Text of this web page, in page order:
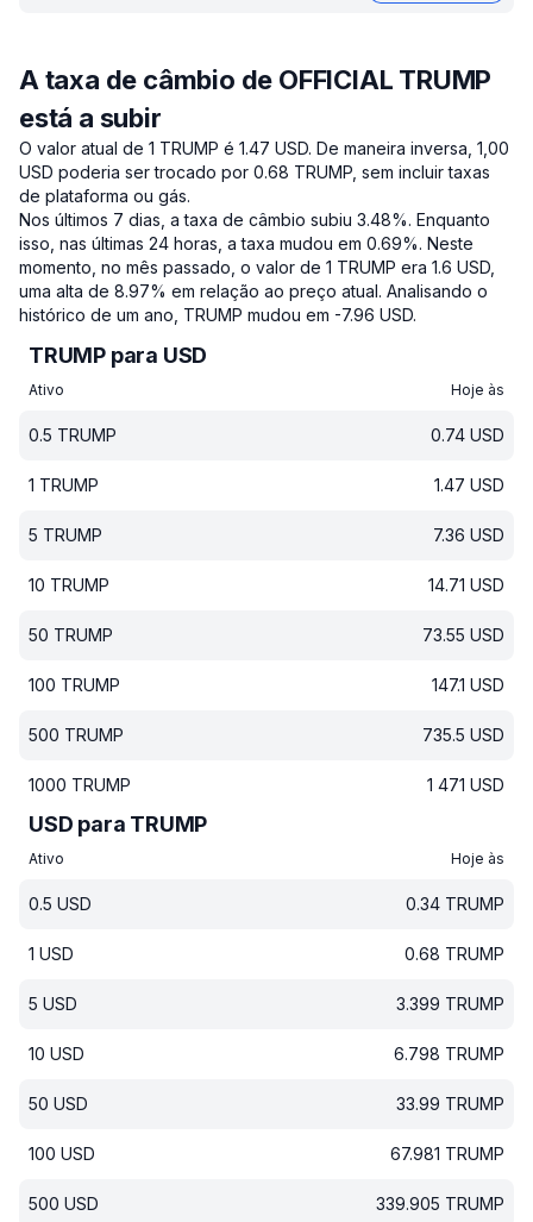
A taxa de câmbio de OFFICIAL TRUMP
está a subir
O valor atual de 1 TRUMP é 1.47 USD. De maneira inversa, 1,00
USD poderia ser trocado por 0.68 TRUMP, sem incluir taxas
de plataforma ou gás.
Nos últimos 7 dias, a taxa de câmbio subiu 3.48%. Enquanto
isso, nas últimas 24 horas, a taxa mudou em 0.69%. Neste
momento, no mês passado, o valor de 1 TRUMP era 1.6 USD,
uma alta de 8.97% em relação ao preço atual. Analisando o
histórico de um ano, TRUMP mudou em -7.96 USD.
TRUMP para USD
Ativo Hoje às
0.5 TRUMP 0.74 USD
1 TRUMP 1.47 USD
5 TRUMP 7.36 USD
10 TRUMP 14.71 USD
50 TRUMP 73.55 USD
100 TRUMP 147.1 USD
500 TRUMP 735.5 USD
1000 TRUMP 1 471 USD
USD para TRUMP
Ativo Hoje às
0.5 USD 0.34 TRUMP
1 USD 0.68 TRUMP
5 USD 3.399 TRUMP
10 USD 6.798 TRUMP
50 USD 33.99 TRUMP
100 USD 67.981 TRUMP
500 USD 339.905 TRUMP